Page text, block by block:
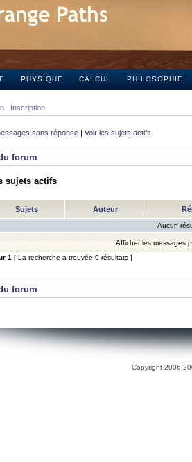
PHYSIQUE CALCUL PHILOSOPHIE
Inscription
sans réponse | Voir les sujets actifs
forum
sujets actifs
Sujets Auteur
Aucun
Afficher les messages
1 [ La recherche a trouvée 0 résultats ]
forum
Copyright 2006-